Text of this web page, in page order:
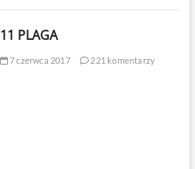
11 PLAGA
7 czerwca 2017 221 komentarzy